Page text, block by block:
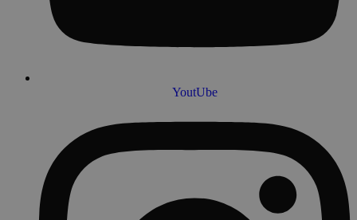
YoutUbe